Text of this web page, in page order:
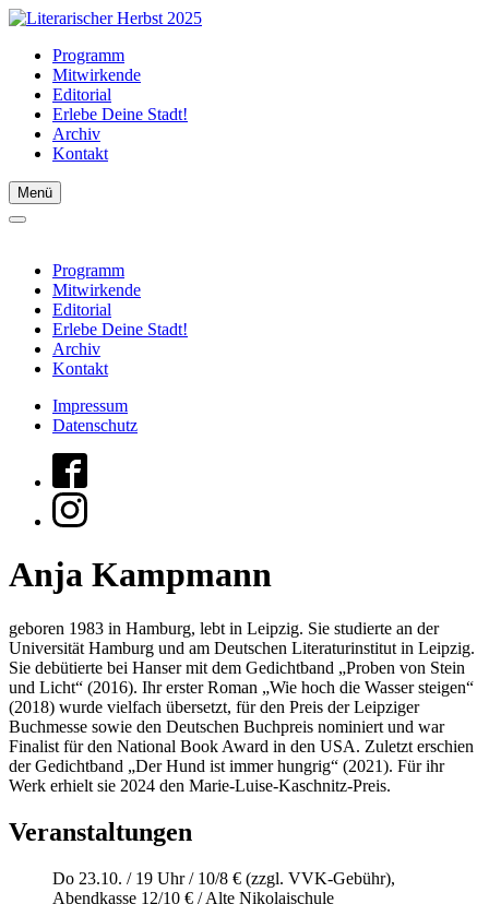
Programm
Mitwirkende
Editorial
Erlebe Deine Stadt!
Archiv
Kontakt
Menü
Programm
Mitwirkende
Editorial
Erlebe Deine Stadt!
Archiv
Kontakt
Impressum
Datenschutz
Anja Kampmann
geboren 1983 in Hamburg, lebt in Leipzig. Sie studierte an der
Universität Hamburg und am Deutschen Literaturinstitut in Leipzig.
Sie debütierte bei Hanser mit dem Gedichtband „Proben von Stein
und Licht“ (2016). Ihr erster Roman „Wie hoch die Wasser steigen“
(2018) wurde vielfach übersetzt, für den Preis der Leipziger
Buchmesse sowie den Deutschen Buchpreis nominiert und war
Finalist für den National Book Award in den USA. Zuletzt erschien
der Gedichtband „Der Hund ist immer hungrig“ (2021). Für ihr
Werk erhielt sie 2024 den Marie-Luise-Kaschnitz-Preis.
Veranstaltungen
Do 23.10. / 19 Uhr/ 10/8 € (zzgl. VVK-Gebühr),
Abendkasse 12/10 € /Alte Nikolaischule